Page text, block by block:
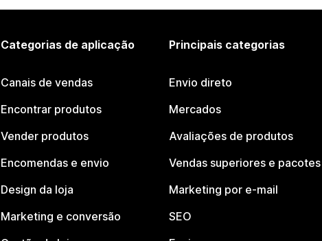
Categorias de aplicação
Canais de vendas
Encontrar produtos
Vender produtos
Encomendas e envio
Design da loja
Marketing e conversão
Principais categorias
Envio direto
Mercados
Avaliações de produtos
Vendas superiores e pacotes
Marketing por e-mail
SEO